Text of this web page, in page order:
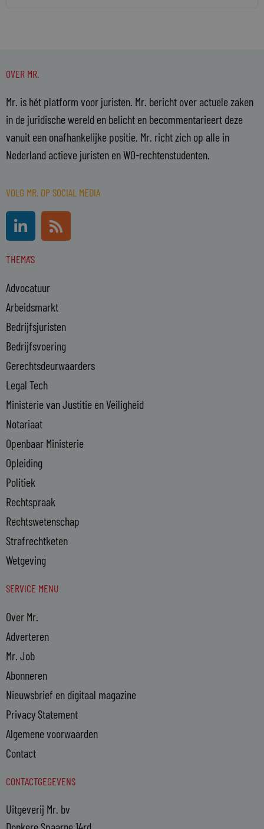
OVER MR.
Mr. is hét platform voor juristen. Mr. bericht over actuele zaken
in de juridische wereld en belicht en becommentarieert deze
vanuit een onafhankelijke positie. Mr. richt zich op alle in
Nederland actieve juristen en WO-rechtenstudenten.
VOLG MR. OP SOCIAL MEDIA
L
i
n
k
d
i
n
-
i
n
R
s
s
THEMA'S
Advocatuur
Arbeidsmarkt
Bedrijfsjuristen
Bedrijfsvoering
Gerechtsdeurwaarders
Legal Tech
Ministerie van Justitie en Veiligheid
Notariaat
Openbaar Ministerie
Opleiding
Politiek
Rechtspraak
Rechtswetenschap
Strafrechtketen
Wetgeving
SERVICE MENU
Over Mr.
Adverteren
Mr. Job
Abonneren
Nieuwsbrief en digitaal magazine
Privacy Statement
Algemene voorwaarden
Contact
CONTACTGEGEVENS
Uitgeverij Mr. bv